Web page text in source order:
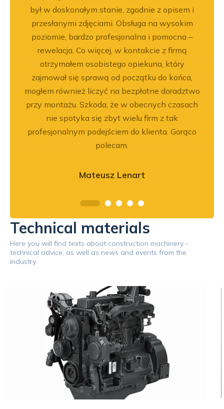
był w doskonałym stanie, zgodnie z opisem i
przesłanymi zdjęciami. Obsługa na wysokim
poziomie, bardzo profesjonalna i pomocna –
rewelacja. Co więcej, w kontakcie z firmą
otrzymałem osobistego opiekuna, który
zajmował się sprawą od początku do końca,
mogłem również liczyć na bezpłatne doradztwo
przy montażu. Szkoda, że w obecnych czasach
nie spotyka się zbyt wielu firm z tak
profesjonalnym podejściem do klienta. Gorąco
polecam.
Mateusz Lenart
Technical materials
Here you will find texts about construction machinery -
technical advice, as well as news and events from the
industry.